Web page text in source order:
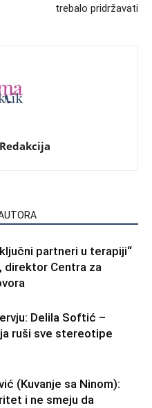
trebalo pridržavati
partneri u terapiji“
direktor Centra za
Delila Softić –
ruši sve stereotipe
(Kuvanje sa Ninom):
i ne smeju da